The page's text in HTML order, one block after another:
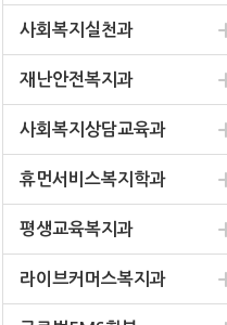
사회복지실천과
재난안전복지과
사회복지상담교육과
휴먼서비스복지학과
평생교육복지과
라이브커머스복지과